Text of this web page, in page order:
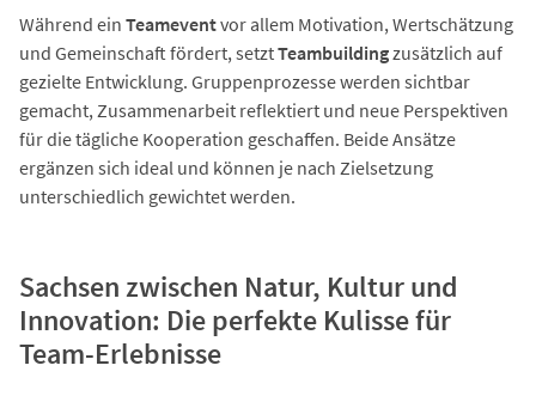
Während ein Teameventvor allem Motivation, Wertschätzung
und Gemeinschaft fördert, setztTeambuildingzusätzlich auf
gezielte Entwicklung. Gruppenprozesse werden sichtbar
gemacht, Zusammenarbeit reflektiert und neue Perspektiven
für die tägliche Kooperation geschaffen. Beide Ansätze
ergänzen sich ideal und können je nach Zielsetzung
unterschiedlich gewichtet werden.
Sachsen zwischen Natur, Kultur und
Innovation: Die perfekte Kulisse für
Team-Erlebnisse